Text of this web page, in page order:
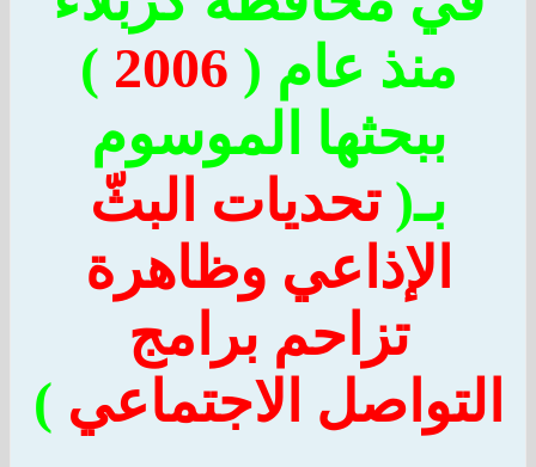
منذ عام (2006
)
ببحثها الموسوم
تحديات البثّ
الإذاعي وظاهرة
تزاحم برامج
الاجتماعي)